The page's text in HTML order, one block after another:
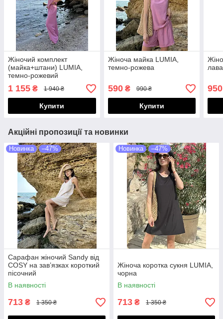
Жіночий комплект
(майка+штани) LUMIA,
темно-рожевий
1 155 ₴ 1 940 ₴
Купити
Жіноча майка LUMIA,
темно-рожева
590₴ 990 ₴
Купити
950
Акційні пропозиції та новинки
Новинка –47%
Сарафан жіночий Sandy від
COSY на зав’язках короткий
пісочний
В наявності
713 ₴ 1 350 ₴
Новинка –47%
Жіноча коротка сукня LUMIA,
чорна
В наявності
713 ₴ 1 350 ₴